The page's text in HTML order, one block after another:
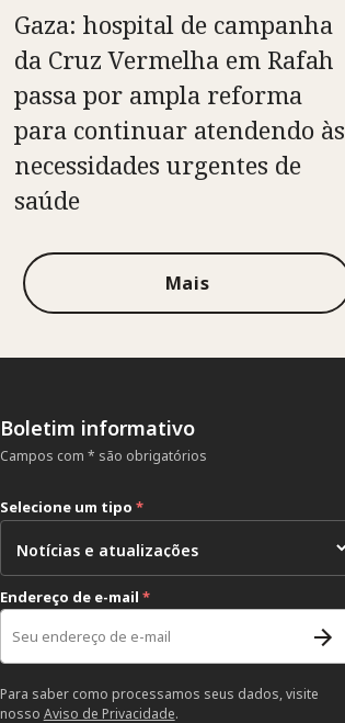
Gaza: hospital de campanha
da Cruz Vermelha em Rafah
passa por ampla reforma
para continuar atendendo às
necessidades urgentes de
saúde
Mais
Boletim informativo
Campos com * são obrigatórios
Selecione um tipo *
Endereço de e-mail *
Para saber como processamos seus dados, visite
nosso Aviso de Privacidade.